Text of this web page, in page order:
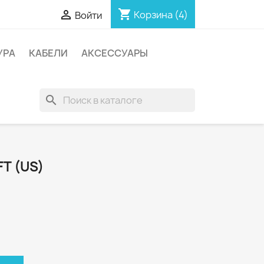
 Войти shopping_cart Корзина (4)
КАБЕЛИ
АКСЕССУАРЫ
search
(US)